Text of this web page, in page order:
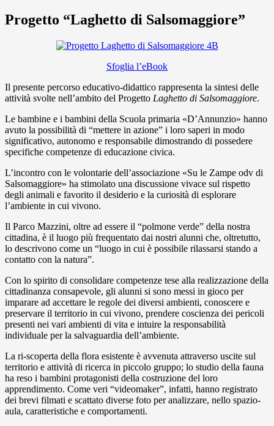
Progetto “Laghetto di Salsomaggiore”
Sfoglia l’eBook
Il presente percorso educativo-didattico rappresenta la sintesi delle
attività svolte nell’ambito del Progetto Laghetto di Salsomaggiore.
Le bambine e i bambini della Scuola primaria «D’Annunzio» hanno
avuto la possibilità di “mettere in azione” i loro saperi in modo
significativo, autonomo e responsabile dimostrando di possedere
specifiche competenze di educazione civica.
L’incontro con le volontarie dell’associazione «Su le Zampe odv di
Salsomaggiore» ha stimolato una discussione vivace sul rispetto
degli animali e favorito il desiderio e la curiosità di esplorare
l’ambiente in cui vivono.
Il Parco Mazzini, oltre ad essere il “polmone verde” della nostra
cittadina, è il luogo più frequentato dai nostri alunni che, oltretutto,
lo descrivono come un “luogo in cui è possibile rilassarsi stando a
contatto con la natura”.
Con lo spirito di consolidare competenze tese alla realizzazione della
cittadinanza consapevole, gli alunni si sono messi in gioco per
imparare ad accettare le regole dei diversi ambienti, conoscere e
preservare il territorio in cui vivono, prendere coscienza dei pericoli
presenti nei vari ambienti di vita e intuire la responsabilità
individuale per la salvaguardia dell’ambiente.
La ri-scoperta della flora esistente è avvenuta attraverso uscite sul
territorio e attività di ricerca in piccolo gruppo; lo studio della fauna
ha reso i bambini protagonisti della costruzione del loro
apprendimento. Come veri “videomaker”, infatti, hanno registrato
dei brevi filmati e scattato diverse foto per analizzare, nello spazio-
aula, caratteristiche e comportamenti.